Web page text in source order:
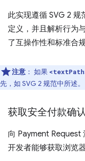
此实现遵循 SVG 2 规
定义，并且解析行为
了互操作性和标准合规
注意 ： 如果
先，如 SVG 2 规范中所述。
获取安全付款确
向 Payment Request
开发者能够获取浏览